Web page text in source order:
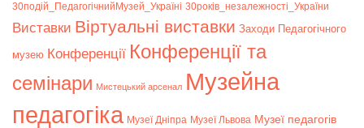
30подій_ПедагогічнийМузей_Україні 30років_незалежності_України
Bиставки Віртуальні виставки Заходи Педагогічного
музею Конференції Конференції та
семінари Мистецький арсенал Музейна
педагогіка Музеї Дніпра Музеї Львова Музеї педагогів